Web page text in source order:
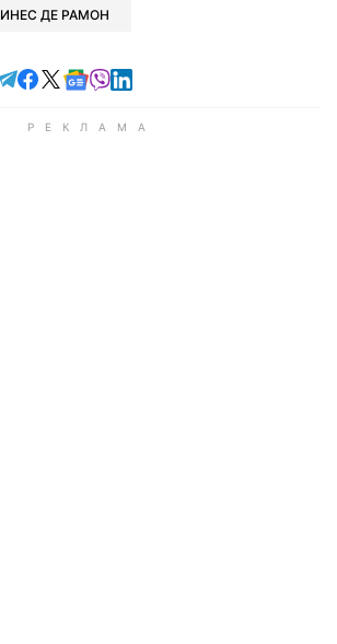
ИНЕС ДЕ РАМОН
Читайте в Telegram
Читайте в Facebook
Читайте в X
Читайте в Google news
Читайте в Viber
Читайте в LinkedIn